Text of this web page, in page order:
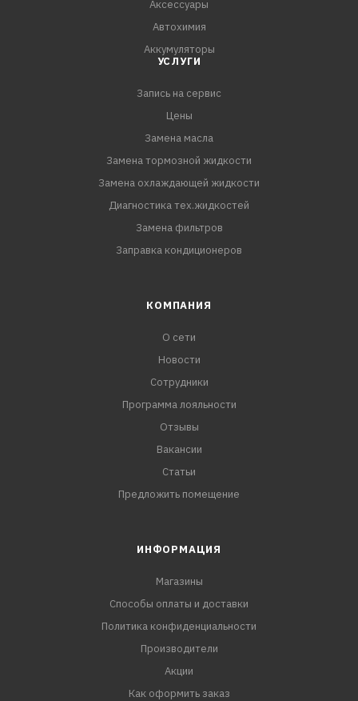
Аксессуары
Автохимия
Аккумуляторы
УСЛУГИ
Запись на сервис
Цены
Замена масла
Замена тормозной жидкости
Замена охлаждающей жидкости
Диагностика тех.жидкостей
Замена фильтров
Заправка кондиционеров
КОМПАНИЯ
О сети
Новости
Сотрудники
Программа лояльности
Отзывы
Вакансии
Статьи
Предложить помещение
ИНФОРМАЦИЯ
Магазины
Способы оплаты и доставки
Политика конфиденциальности
Производители
Акции
Как оформить заказ